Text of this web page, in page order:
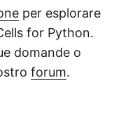
per esplorare
for Python.
domande o
forum.